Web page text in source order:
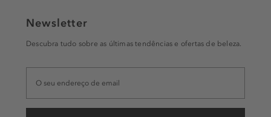
Newsletter
Descubra tudo sobre as últimas tendências e ofertas de beleza.